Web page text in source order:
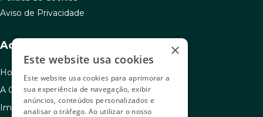
Aviso de Privacidade
Acesso rápido
Home
A C.A.C
Imóveis à venda
×
Este website usa cookies
Este website usa cookies para aprimorar a
sua experiência de navegação, exibir
anúncios, conteúdos personalizados e
analisar o tráfego. Ao utilizar o nosso